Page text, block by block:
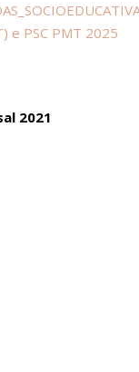
e PSC PMT 2025
2021